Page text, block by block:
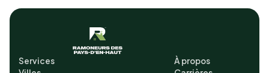
Services
À propos